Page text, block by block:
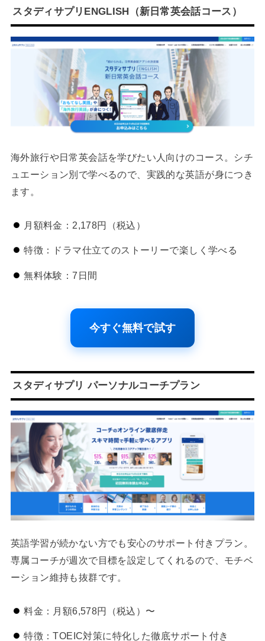
スタディサプリENGLISH（新日常英会話コース）
海外旅行や日常英会話を学びたい人向けのコース。シチ
ュエーション別で学べるので、実践的な英語が身につき
ます。
月額料金：2,178円（税込）
特徴：ドラマ仕立てのストーリーで楽しく学べる
無料体験：7日間
今すぐ無料で試す
スタディサプリ パーソナルコーチプラン
英語学習が続かない方でも安心のサポート付きプラン。
専属コーチが週次で目標を設定してくれるので、モチベ
ーション維持も抜群です。
料金：月額6,578円（税込）〜
特徴：TOEIC対策に特化した徹底サポート付き